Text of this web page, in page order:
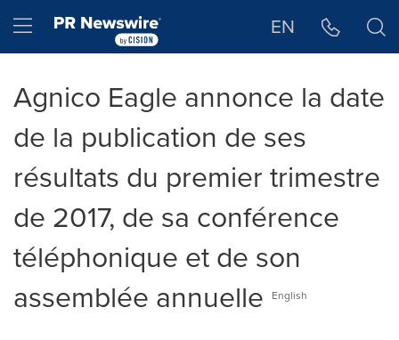
Hamburger menu EN
Agnico Eagle annonce la date
de la publication de ses
résultats du premier trimestre
de 2017, de sa conférence
téléphonique et de son
assemblée annuelle
English